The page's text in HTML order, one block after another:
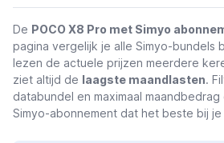
De POCO X8 Pro met Simyo
pagina vergelijk je alle Simyo-bundels
lezen de actuele prijzen meerdere
ziet altijd de laagste maandlasten.
databundel en maximaal
Simyo-abonnement dat het beste bij je